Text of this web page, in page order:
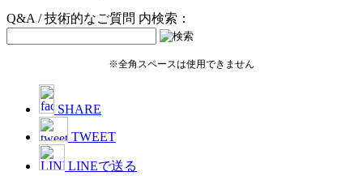
Q&A / 技術的なご質問 内検索：
※全角スペースは使用できません
SHARE
TWEET
LINEで送る